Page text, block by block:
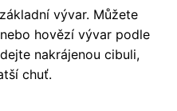
vývar. Můžete
hovězí vývar podle
nakrájenou cibuli,
chuť.